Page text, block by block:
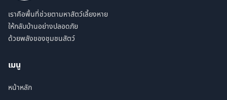
เราคือพื้นที่ช่วยตามหาสัตว์เลี้ยงหาย
ให้กลับบ้านอย่างปลอดภัย
ด้วยพลังของชุมชนสัตว์
เมนู
หน้าหลัก